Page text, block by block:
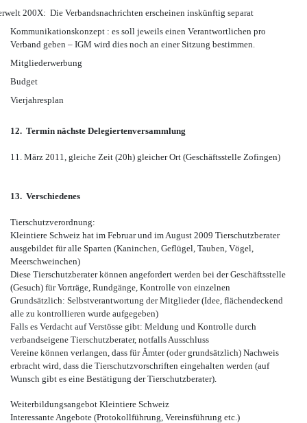
Die Verbandsnachrichten erscheinen inskünftig separat
Kommunikationskonzept : es soll jeweils einen Verantwortlichen pro
Verband geben – IGM wird dies noch an einer Sitzung bestimmen.
Mitgliederwerbung
Budget
Vierjahresplan
12. Termin nächste Delegiertenversammlung
11. März 2011, gleiche Zeit (20h) gleicher Ort (Geschäftsstelle Zofingen)
13. Verschiedenes
Tierschutzverordnung:
Kleintiere Schweiz hat im Februar und im August 2009 Tierschutzberater
ausgebildet für alle Sparten (Kaninchen, Geflügel, Tauben, Vögel,
Meerschweinchen)
Diese Tierschutzberater können angefordert werden bei der Geschäftsstelle
(Gesuch) für Vorträge, Rundgänge, Kontrolle von einzelnen
Grundsätzlich: Selbstverantwortung der Mitglieder (Idee, flächendeckend
alle zu kontrollieren wurde aufgegeben)
Falls es Verdacht auf Verstösse gibt: Meldung und Kontrolle durch
verbandseigene Tierschutzberater, notfalls Ausschluss
Vereine können verlangen, dass für Ämter (oder grundsätzlich) Nachweis
erbracht wird, dass die Tierschutzvorschriften eingehalten werden (auf
Wunsch gibt es eine Bestätigung der Tierschutzberater).
Weiterbildungsangebot Kleintiere Schweiz
Interessante Angebote (Protokollführung, Vereinsführung etc.)